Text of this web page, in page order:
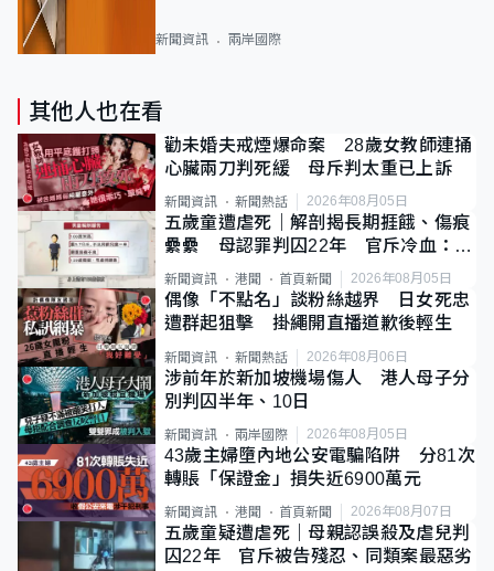
新聞資訊 兩岸國際
其他人也在看
勸未婚夫戒煙爆命案 28歲女教師連捅
心臟兩刀判死緩 母斥判太重已上訴
新聞資訊 新聞熱話 2026年08月05日
五歲童遭虐死｜解剖揭長期捱餓、傷痕
纍纍 母認罪判囚22年 官斥冷血：同
類案最惡劣
新聞資訊 港聞 首頁新聞 2026年08月05日
偶像「不點名」談粉絲越界 日女死忠
遭群起狙擊 掛繩開直播道歉後輕生
新聞資訊 新聞熱話 2026年08月06日
涉前年於新加坡機場傷人 港人母子分
別判囚半年、10日
新聞資訊 兩岸國際 2026年08月05日
43歲主婦墮內地公安電騙陷阱 分81次
轉賬「保證金」損失近6900萬元
新聞資訊 港聞 首頁新聞 2026年08月07日
五歲童疑遭虐死｜母親認誤殺及虐兒判
囚22年 官斥被告殘忍、同類案最惡劣